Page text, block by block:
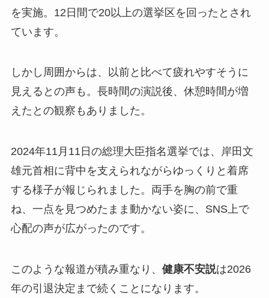
を実施。12日間で20以上の選挙区を回ったとされ
ています。
しかし周囲からは、以前と比べて疲れやすそうに
見えるとの声も。長時間の演説後、休憩時間が増
えたとの観察もありました。
2024年11月11日の総理大臣指名選挙では、岸田文
雄元首相に背中を支えられながらゆっくりと着席
する様子が報じられました。両手を胸の前で重
ね、一点を見つめたまま動かない姿に、SNS上で
心配の声が広がったのです。
このような報道が積み重なり、 健康不安説は2026
年の引退決定まで続くことになります。